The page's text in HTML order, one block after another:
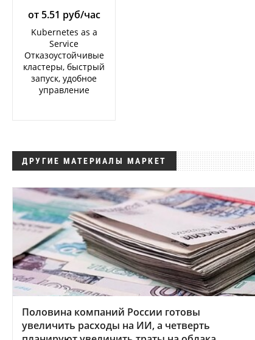
от 5.51 руб/час
Kubernetes as a
Service
Отказоустойчивые
кластеры, быстрый
запуск, удобное
управление
ДРУГИЕ МАТЕРИАЛЫ МАРКЕТ
Половина компаний России готовы
увеличить расходы на ИИ, а четверть